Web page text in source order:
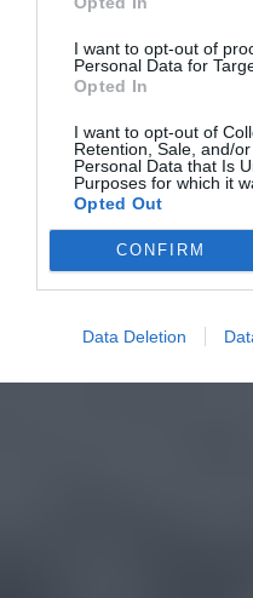
I want to opt-out of
Personal Data for
Opted In
I want to opt-out of
Retention, Sale, and/
Personal Data that Is
Purposes for which it
Opted Out
CONFIRM
Data Deletion